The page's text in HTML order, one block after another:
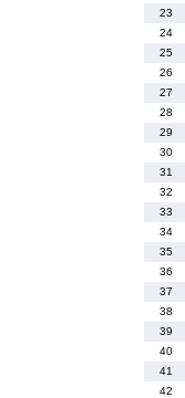
23
24
25
26
27
28
29
30
31
32
33
34
35
36
37
38
39
40
41
42